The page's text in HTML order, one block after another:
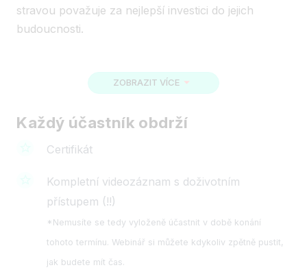
stravou považuje za nejlepší investici do jejich
budoucnosti.
ZOBRAZIT VÍCE
Každý účastník obdrží
Certifikát
Kompletní videozáznam s doživotním
přístupem (!!)
*Nemusíte se tedy vyloženě účastnit v době konání
tohoto termínu. Webinář si můžete kdykoliv zpětně pustit,
jak budete mít čas.